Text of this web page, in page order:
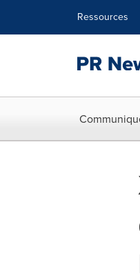
Ressources